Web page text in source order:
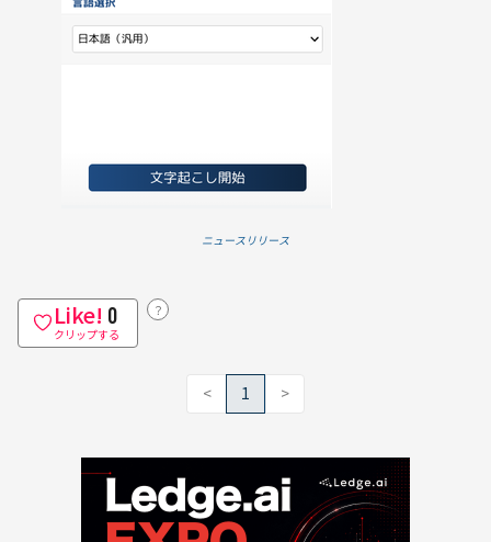
ニュースリリース
Like! 0
クリップする
？
< 1 >